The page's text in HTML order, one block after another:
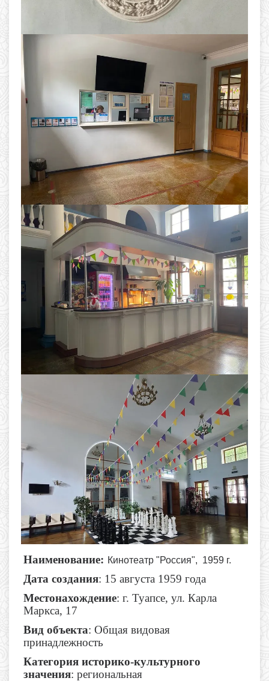
Наименование: Кинотеатр "Россия", 1959 г.
Дата создания: 15 августа 1959 года
Местонахождение: г. Туапсе, ул. Карла
Маркса, 17
Вид объекта: Общая видовая
принадлежность
Категория историко-культурного
значения: региональная